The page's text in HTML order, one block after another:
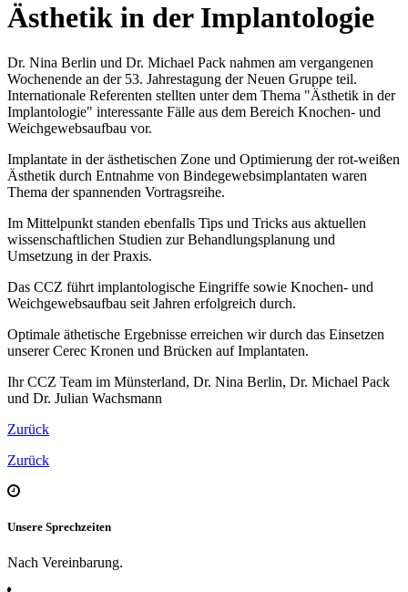
Ästhetik in der Implantologie
Dr. Nina Berlin und Dr. Michael Pack nahmen am vergangenen
Wochenende an der 53. Jahrestagung der Neuen Gruppe teil.
Internationale Referenten stellten unter dem Thema "Ästhetik in der
Implantologie" interessante Fälle aus dem Bereich Knochen- und
Weichgewebsaufbau vor.
Implantate in der ästhetischen Zone und Optimierung der rot-weißen
Ästhetik durch Entnahme von Bindegewebsimplantaten waren
Thema der spannenden Vortragsreihe.
Im Mittelpunkt standen ebenfalls Tips und Tricks aus aktuellen
wissenschaftlichen Studien zur Behandlungsplanung und
Umsetzung in der Praxis.
Das CCZ führt implantologische Eingriffe sowie Knochen- und
Weichgewebsaufbau seit Jahren erfolgreich durch.
Optimale äthetische Ergebnisse erreichen wir durch das Einsetzen
unserer Cerec Kronen und Brücken auf Implantaten.
Ihr CCZ Team im Münsterland, Dr. Nina Berlin, Dr. Michael Pack
und Dr. Julian Wachsmann
Zurück
Zurück
Unsere Sprechzeiten
Nach Vereinbarung.